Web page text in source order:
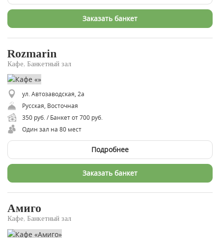
Заказать банкет
Rozmarin
Кафе, Банкетный зал
ул. Автозаводская, 2а
Русская, Восточная
350 руб. / Банкет от 700 руб.
Один зал на 80 мест
Подробнее
Заказать банкет
Амиго
Кафе, Банкетный зал